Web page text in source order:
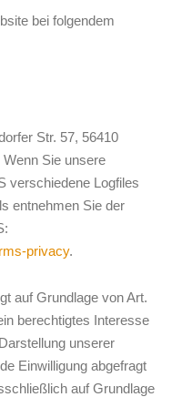
bei folgendem
Str. 57, 56410
Sie unsere
verschiedene Logfiles
entnehmen Sie der
privacy.
auf Grundlage von Art.
berechtigtes Interesse
unserer
Einwilligung abgefragt
auf Grundlage